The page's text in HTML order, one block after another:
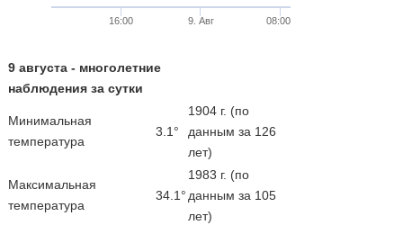
16:00 9. Авг 08:00
9 августа - многолетние
наблюдения за сутки
Минимальная
температура
3.1°
1904 г. (по
данным за 126
лет)
Максимальная
температура
34.1°
1983 г. (по
данным за 105
лет)